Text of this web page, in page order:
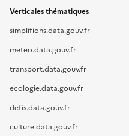
Verticales thématiques
simplifions.data.gouv.fr
meteo.data.gouv.fr
transport.data.gouv.fr
ecologie.data.gouv.fr
defis.data.gouv.fr
culture.data.gouv.fr